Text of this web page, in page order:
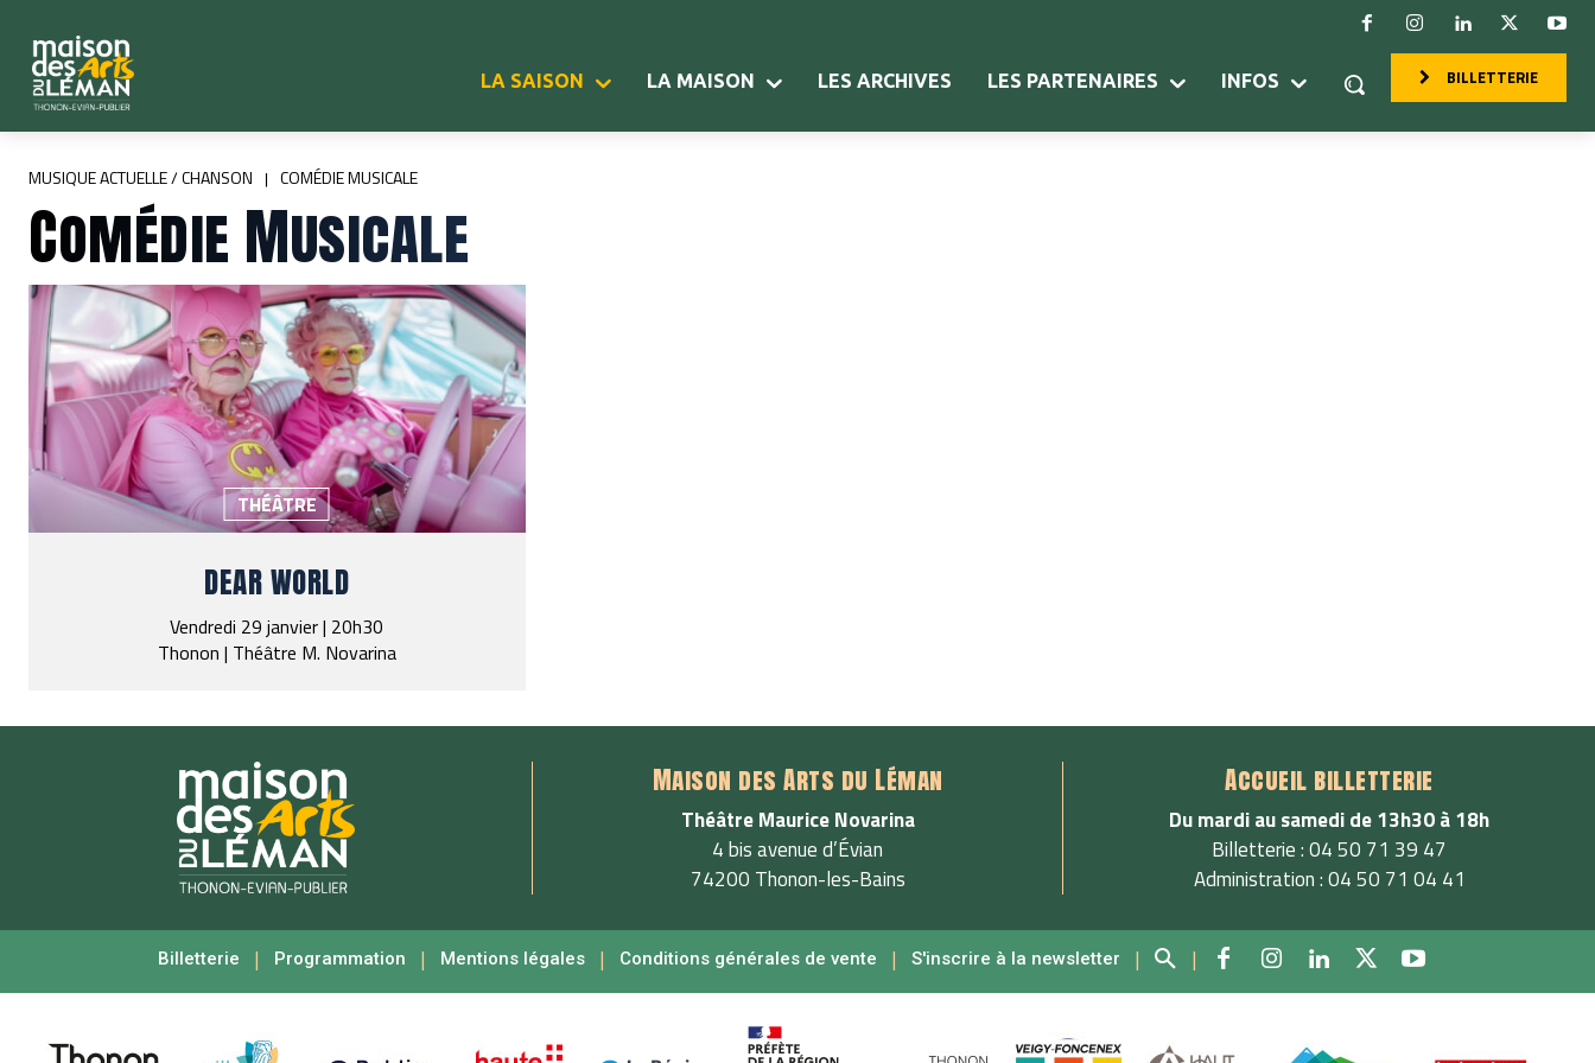
LA SAISON LA MAISON LES ARCHIVES LES PARTENAIRES INFOS BILLETTERIE
MUSIQUE ACTUELLE / CHANSON COMÉDIE MUSICALE
Comédie Musicale
THÉÂTRE
DEAR WORLD
Vendredi 29 janvier | 20h30
Thonon | Théâtre M. Novarina
Maison des Arts du Léman
Théâtre Maurice Novarina
4 bis avenue d’Évian
74200 Thonon-les-Bains
Accueil billetterie
Du mardi au samedi de 13h30 à 18h
Billetterie : 04 50 71 39 47
Administration : 04 50 71 04 41
Billetterie | Programmation | Mentions légales | Conditions générales de vente | S'inscrire à la newsletter | |